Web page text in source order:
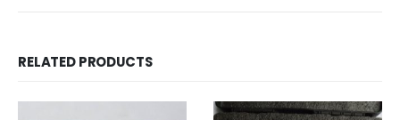
RELATED PRODUCTS